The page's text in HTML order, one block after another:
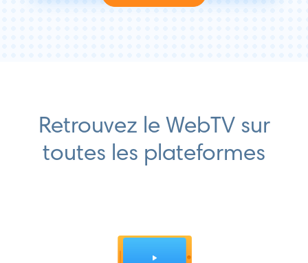
Retrouvez le WebTV sur
toutes les plateformes